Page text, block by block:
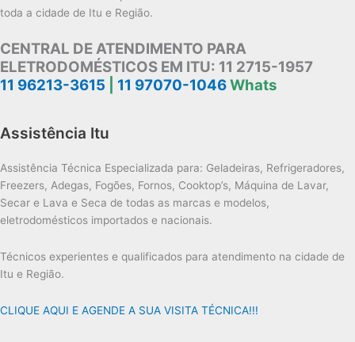
toda a cidade de Itu e Região.
CENTRAL DE ATENDIMENTO PARA
ELETRODOMÉSTICOS EM ITU: 11 2715-1957
11 96213-3615
11 97070-1046Whats
Assistência Itu
Assistência Técnica Especializada para: Geladeiras, Refrigeradores,
Freezers, Adegas, Fogões, Fornos, Cooktop’s, Máquina de Lavar,
Secar e Lava e Seca de todas as marcas e modelos,
eletrodomésticos importados e nacionais.
Técnicos experientes e qualificados para atendimento na cidade de
Itu e Região.
CLIQUE AQUI E AGENDE A SUA VISITA TÉCNICA!!!